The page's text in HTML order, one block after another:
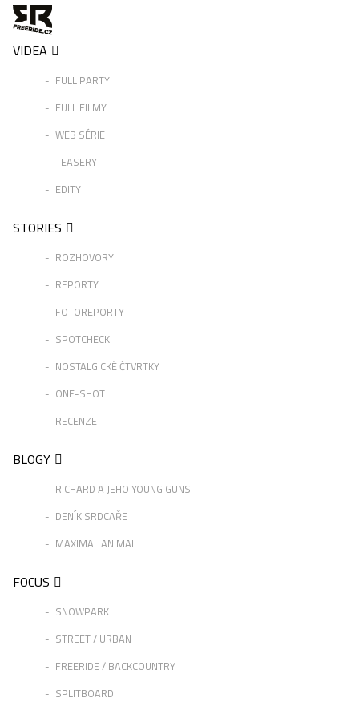
VIDEA
FULL PARTY
FULL FILMY
WEB SÉRIE
TEASERY
EDITY
STORIES
ROZHOVORY
REPORTY
FOTOREPORTY
SPOTCHECK
NOSTALGICKÉ ČTVRTKY
ONE-SHOT
RECENZE
BLOGY
RICHARD A JEHO YOUNG GUNS
DENÍK SRDCAŘE
MAXIMAL ANIMAL
FOCUS
SNOWPARK
STREET / URBAN
FREERIDE / BACKCOUNTRY
SPLITBOARD